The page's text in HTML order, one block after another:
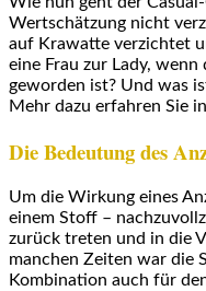
Wertschätzung nicht
auf Krawatte verzichtet
eine Frau zur Lady,
geworden ist? Und was
Mehr dazu erfahren Sie
Die Bedeutung des
Um die Wirkung eines
einem Stoff –
zurück treten und in die
manchen Zeiten war die
Kombination auch für